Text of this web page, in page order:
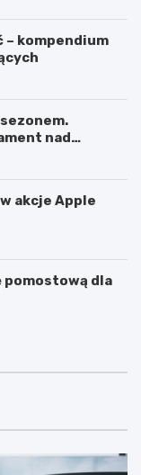
– kompendium
nad
akcje Apple
pomostową dla